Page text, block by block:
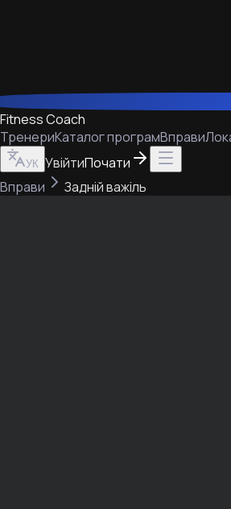
Fitness Coach
ТренериКаталог програмВправи
УК УвійтиПочати
Вправи
Задній важіль